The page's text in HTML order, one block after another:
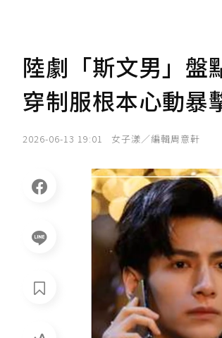
陸劇「斯文男」盤
穿制服根本心動暴
2026-06-13 19:01 女子漾／編輯周意軒